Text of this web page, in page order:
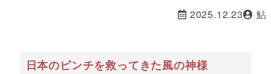
2025.12.23 鮎
日本のピンチを救ってきた風の神様